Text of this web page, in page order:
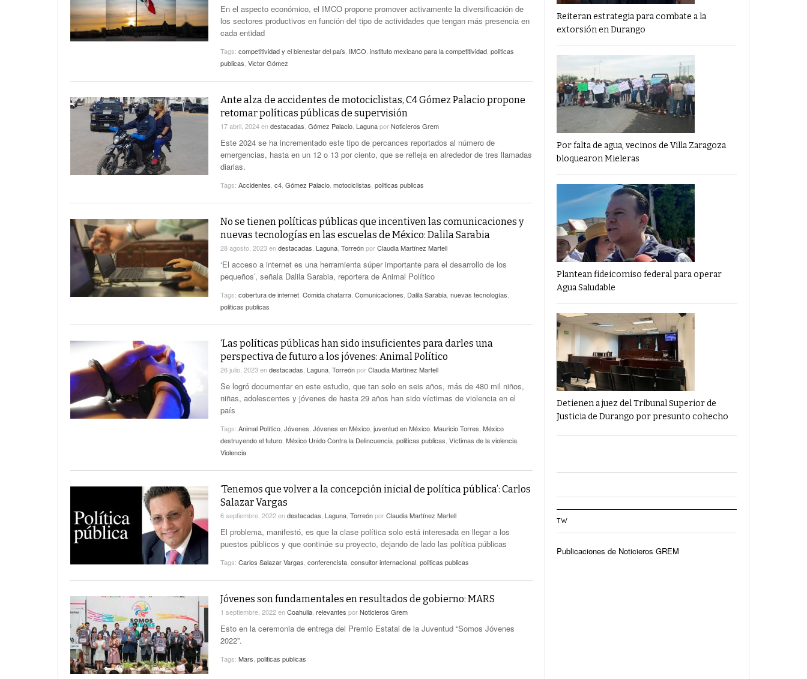
En el aspecto económico, el IMCO propone promover activamente la diversificación de
los sectores productivos en función del tipo de actividades que tengan más presencia en
cada entidad
Tags: competitividad y el bienestar del país IMCO instituto mexicano para la competitividad politicas
publicas Victor Gómez
Ante alza de accidentes de motociclistas, C4 Gómez Palacio propone
retomar políticas públicas de supervisión
17 abril, 2024endestacadas Gómez Palacio LagunaporNoticieros Grem
Este 2024 se ha incrementado este tipo de percances reportados al número de
emergencias, hasta en un 12 o 13 por ciento, que se refleja en alrededor de tres llamadas
diarias.
Tags: Accidentes c4 Gómez Palacio motociclistas politicas publicas
No se tienen políticas públicas que incentiven las comunicaciones y
nuevas tecnologías en las escuelas de México: Dalila Sarabia
28 agosto, 2023endestacadas Laguna TorreónporClaudia Martínez Martell
‘El acceso a internet es una herramienta súper importante para el desarrollo de los
pequeños’, señala Dalila Sarabia, reportera de Animal Político
Tags: cobertura de internet Comida chatarra Comunicaciones Dalila Sarabia nuevas tecnologías
politicas publicas
‘Las políticas públicas han sido insuficientes para darles una
perspectiva de futuro a los jóvenes: Animal Político
26 julio, 2023endestacadas Laguna TorreónporClaudia Martínez Martell
Se logró documentar en este estudio, que tan solo en seis años, más de 480 mil niños,
niñas, adolescentes y jóvenes de hasta 29 años han sido víctimas de violencia en el
país
Tags: Animal Político Jóvenes Jóvenes en México juventud en México Mauricio Torres México
destruyendo el futuro México Unido Contra la Delincuencia politicas publicas Víctimas de la violencia
Violencia
‘Tenemos que volver a la concepción inicial de política pública’: Carlos
Salazar Vargas
6 septiembre, 2022endestacadas Laguna TorreónporClaudia Martínez Martell
El problema, manifestó, es que la clase política solo está interesada en llegar a los
puestos públicos y que continúe su proyecto, dejando de lado las política públicas
Tags: Carlos Salazar Vargas conferencista consultor internacional politicas publicas
Jóvenes son fundamentales en resultados de gobierno: MARS
1 septiembre, 2022enCoahuila relevantes porNoticieros Grem
Esto en la ceremonia de entrega del Premio Estatal de la Juventud “Somos Jóvenes
2022”.
Tags: Mars politicas publicas
Reiteran estrategia para combate a la
extorsión en Durango
Por falta de agua, vecinos de Villa Zaragoza
bloquearon Mieleras
Plantean fideicomiso federal para operar
Agua Saludable
Detienen a juez del Tribunal Superior de
Justicia de Durango por presunto cohecho
TW
Publicaciones de Noticieros GREM